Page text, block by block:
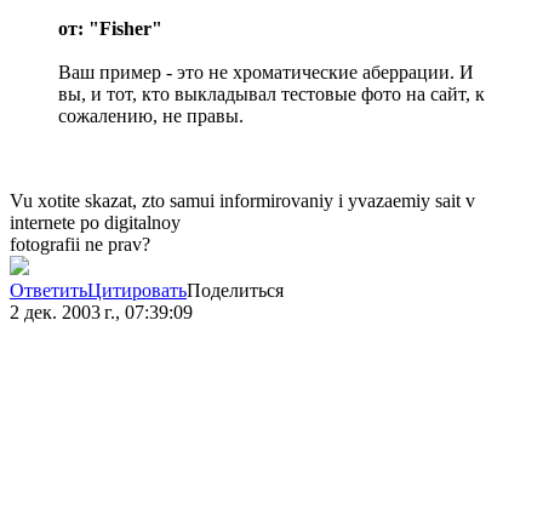
от: "Fisher"
Ваш пример - это не хроматические аберрации. И
вы, и тот, кто выкладывал тестовые фото на сайт, к
сожалению, не правы.
Vu xotite skazat, zto samui informirovaniy i yvazaemiy sait v
internete po digitalnoy
fotografii ne prav?
ОтветитьЦитироватьПоделиться
2 дек. 2003 г., 07:39:09